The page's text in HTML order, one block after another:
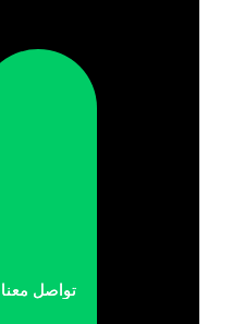
تواصل معنا
تواصل معنا